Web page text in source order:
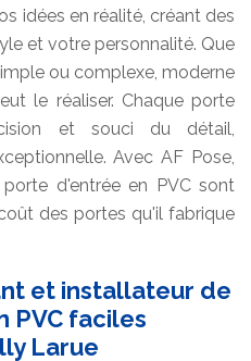
idées en réalité, créant des
et votre personnalité. Que
ou complexe, moderne
le réaliser. Chaque porte
et souci du détail,
Avec AF Pose,
d'entrée en PVC sont
des portes qu'il fabrique
et installateur de
PVC faciles
Larue